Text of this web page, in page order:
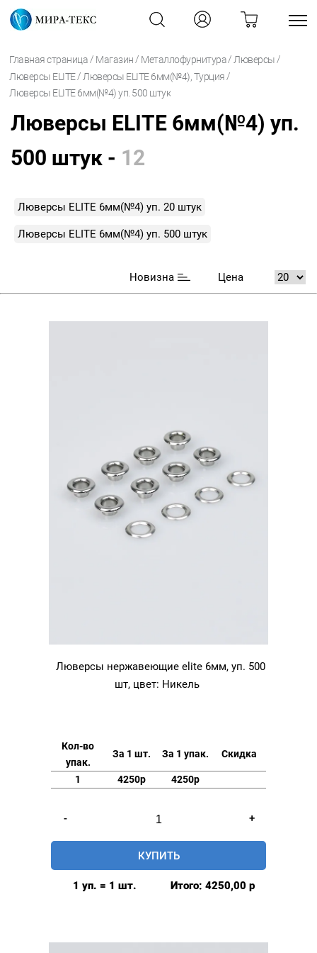
Главная страница / Магазин / Металлофурнитура / Люверсы /
Люверсы ELITE / Люверсы ELITE 6мм(№4), Турция /
Люверсы ELITE 6мм(№4) уп. 500 штук
Люверсы ELITE 6мм(№4) уп.
500 штук - 12
Люверсы ELITE 6мм(№4) уп. 20 штук
Люверсы ELITE 6мм(№4) уп. 500 штук
Новизна Цена
Люверсы нержавеющие elite 6мм, уп. 500
шт, цвет: Никель
Кол-во
упак.
За 1 шт. За 1 упак. Скидка
1 4250р 4250р
-
Люверсы
нержавеющие
+
КУПИТЬ
1 уп. = 1 шт. Итого: 4250,00 р